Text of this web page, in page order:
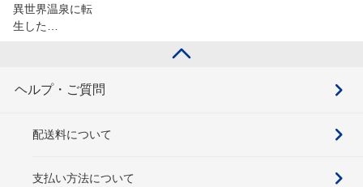
異世界温泉に転
生した…
ヘルプ・ご質問
配送料について
支払い方法について